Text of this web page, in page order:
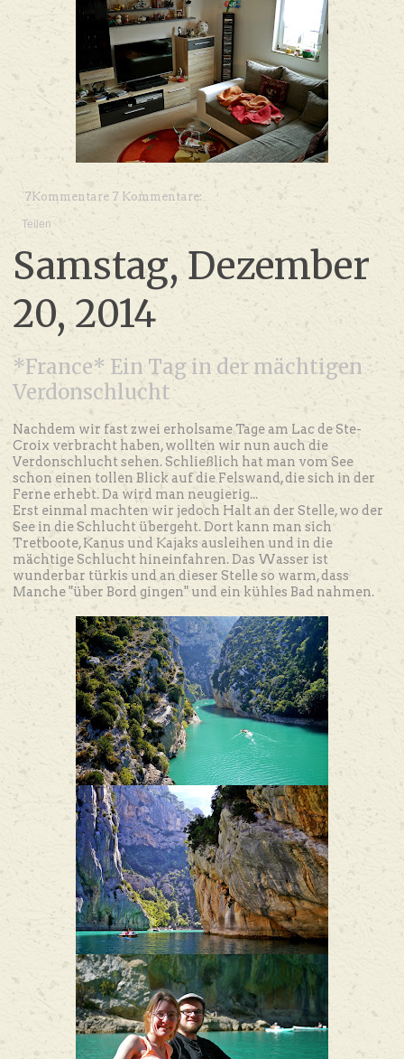
7Kommentare 7 Kommentare:
Teilen
Samstag, Dezember
20, 2014
*France* Ein Tag in der mächtigen
Verdonschlucht
Nachdem wir fast zwei erholsame Tage am Lac de Ste-
Croix verbracht haben, wollten wir nun auch die
Verdonschlucht sehen. Schließlich hat man vom See
schon einen tollen Blick auf die Felswand, die sich in der
Ferne erhebt. Da wird man neugierig...
Erst einmal machten wir jedoch Halt an der Stelle, wo der
See in die Schlucht übergeht. Dort kann man sich
Tretboote, Kanus und Kajaks ausleihen und in die
mächtige Schlucht hineinfahren. Das Wasser ist
wunderbar türkis und an dieser Stelle so warm, dass
Manche "über Bord gingen" und ein kühles Bad nahmen.